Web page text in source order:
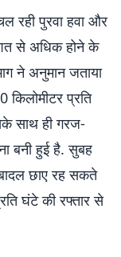
रही पुरवा हवा और
से अधिक होने के
ने अनुमान जताया
प्रति
साथ ही गरज-
बनी हुई है. सुबह
छाए रह सकते
घंटे की रफ्तार से